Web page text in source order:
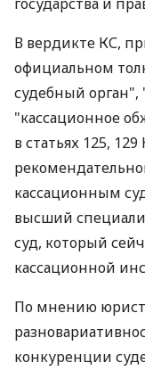
В вердикте КС,
официальном
судебный
"кассационное
в статьях 125,
кассационным
высший
суд, который
кассационной
По мнению
конкуренции